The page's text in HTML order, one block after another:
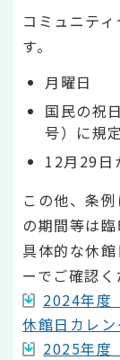
コミュニテ
す。
月曜日
国民の祝
号）に規
12月29日
この他、条
の期間等は臨
具体的な休
ーでご確認く
2024年度
休館日カレ
2025年度